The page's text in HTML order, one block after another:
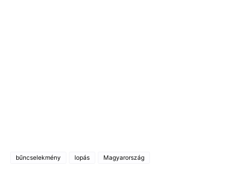
bűncselekmény lopás Magyarország